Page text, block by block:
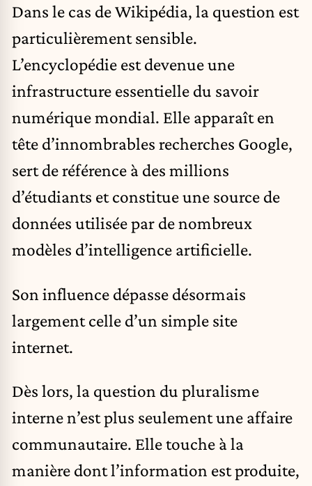
Dans le cas de Wikipédia, la question est
particulièrement sensible.
L’encyclopédie est devenue une
infrastructure essentielle du savoir
numérique mondial. Elle apparaît en
tête d’innombrables recherches Google,
sert de référence à des millions
d’étudiants et constitue une source de
données utilisée par de nombreux
modèles d’intelligence artificielle.
Son influence dépasse désormais
largement celle d’un simple site
internet.
Dès lors, la question du pluralisme
interne n’est plus seulement une affaire
communautaire. Elle touche à la
manière dont l’information est produite,